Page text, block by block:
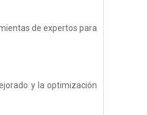
de expertos para
y la optimización